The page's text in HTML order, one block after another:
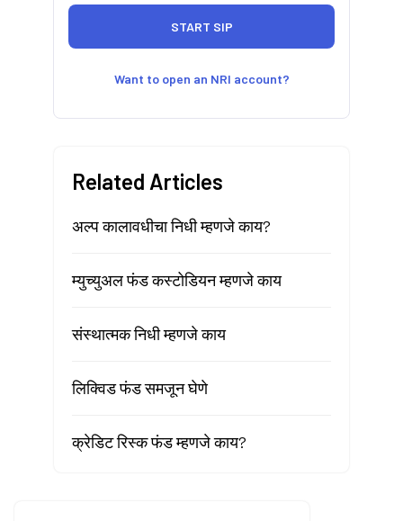
Want to open an NRI account?
Related Articles
अल्प कालावधीचा निधी म्हणजे काय?
म्युच्युअल फंड कस्टोडियन म्हणजे काय
संस्थात्मक निधी म्हणजे काय
लिक्विड फंड समजून घेणे
क्रेडिट रिस्क फंड म्हणजे काय?